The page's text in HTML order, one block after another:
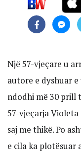
Një 57-vjeçare u
autore e dyshuar e
ndodhi më 30 prill
57-vjeçarja Violeta
saj me thikë. Po
e cila ka plotësuar